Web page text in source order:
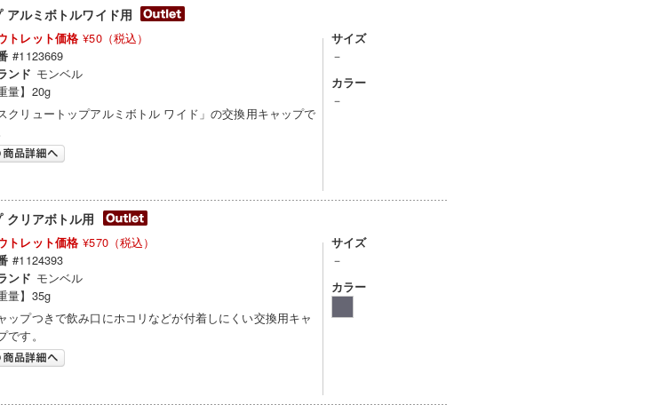
アルミボトルワイド用
トレット価格 ¥50（税込）
#1123669
ンド モンベル
量】20g
クリュートップアルミボトル ワイド」の交換用キャップで
サイズ
－
カラー
－
クリアボトル用
トレット価格 ¥570（税込）
#1124393
ンド モンベル
量】35g
ップつきで飲み口にホコリなどが付着しにくい交換用キャ
です。
サイズ
－
カラー